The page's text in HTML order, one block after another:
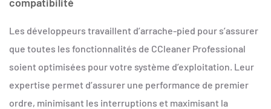
Les développeurs travaillent d’arrache-pied pour s’assurer
que toutes les fonctionnalités de CCleaner Professional
soient optimisées pour votre système d’exploitation. Leur
expertise permet d’assurer une performance de premier
ordre, minimisant les interruptions et maximisant la